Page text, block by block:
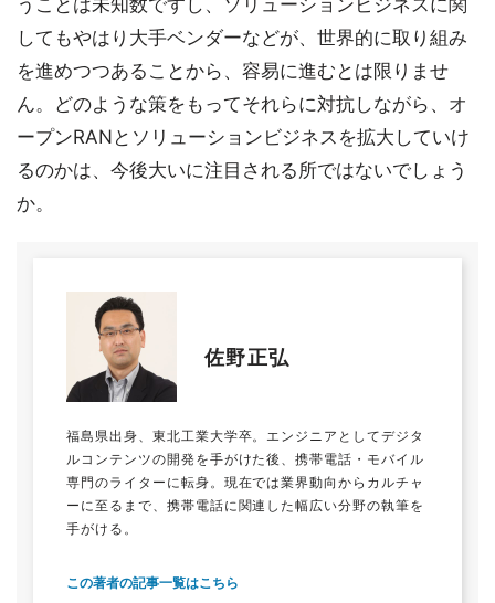
うことは未知数ですし、ソリューションビジネスに関
してもやはり大手ベンダーなどが、世界的に取り組み
を進めつつあることから、容易に進むとは限りませ
ん。どのような策をもってそれらに対抗しながら、オ
ープンRANとソリューションビジネスを拡大していけ
るのかは、今後大いに注目される所ではないでしょう
か。
佐野正弘
福島県出身、東北工業大学卒。エンジニアとしてデジタ
ルコンテンツの開発を手がけた後、携帯電話・モバイル
専門のライターに転身。現在では業界動向からカルチャ
ーに至るまで、携帯電話に関連した幅広い分野の執筆を
手がける。
この著者の記事一覧はこちら